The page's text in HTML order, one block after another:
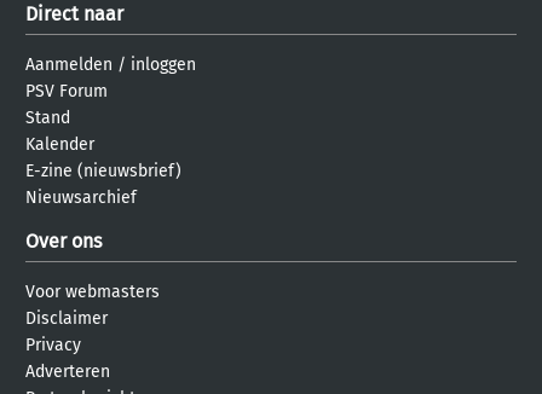
Direct naar
Aanmelden / inloggen
PSV Forum
Stand
Kalender
E-zine (nieuwsbrief)
Nieuwsarchief
Over ons
Voor webmasters
Disclaimer
Privacy
Adverteren